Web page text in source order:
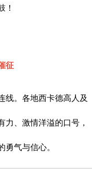
！
征
线。各地西卡德高人及
力、激情洋溢的口号，
勇气与信心。